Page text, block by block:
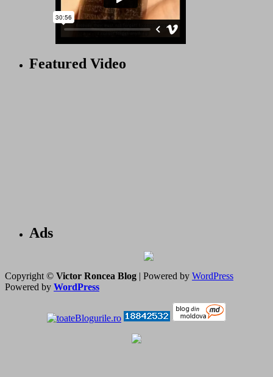
Featured Video
Ads
Copyright © Victor Roncea Blog | Powered by WordPress
Powered by WordPress